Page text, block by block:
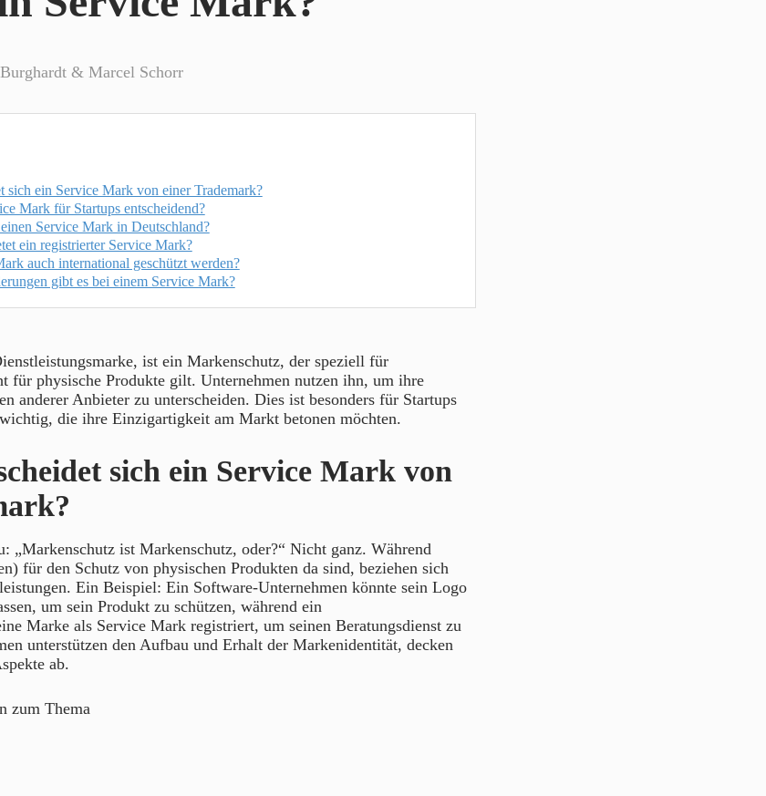
& Marcel Schorr
sich ein Service Mark von einer Trademark?
Mark für Startups entscheidend?
Service Mark in Deutschland?
ein registrierter Service Mark?
auch international geschützt werden?
gibt es bei einem Service Mark?
ist ein Markenschutz, der speziell für
für physische Produkte gilt. Unternehmen nutzen ihn, um ihre
anderer Anbieter zu unterscheiden. Dies ist besonders für Startups
die ihre Einzigartigkeit am Markt betonen möchten.
sich ein Service Mark von
„Markenschutz ist Markenschutz, oder?“ Nicht ganz. Während
für den Schutz von physischen Produkten da sind, beziehen sich
Ein Beispiel: Ein Software-Unternehmen könnte sein Logo
um sein Produkt zu schützen, während ein
Marke als Service Mark registriert, um seinen Beratungsdienst zu
unterstützen den Aufbau und Erhalt der Markenidentität, decken
ab.
zum Thema